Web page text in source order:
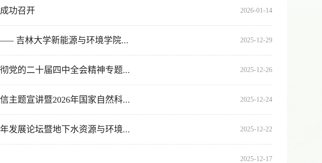
功召开 2026-01-14
吉林大学新能源与环境学院... 2025-12-29
党的二十届四中全会精神专题... 2025-12-26
主题宣讲暨2026年国家自然科... 2025-12-24
发展论坛暨地下水资源与环境... 2025-12-22
2025-12-17